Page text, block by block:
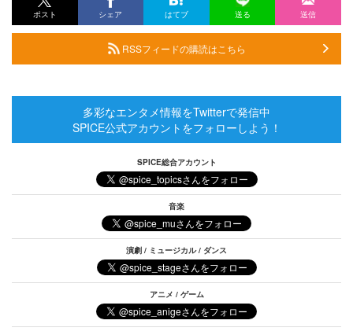
ポスト シェア はてブ 送る 送信
RSSフィードの購読はこちら
多彩なエンタメ情報をTwitterで発信中
SPICE公式アカウントをフォローしよう！
SPICE総合アカウント
音楽
演劇 / ミュージカル / ダンス
アニメ / ゲーム